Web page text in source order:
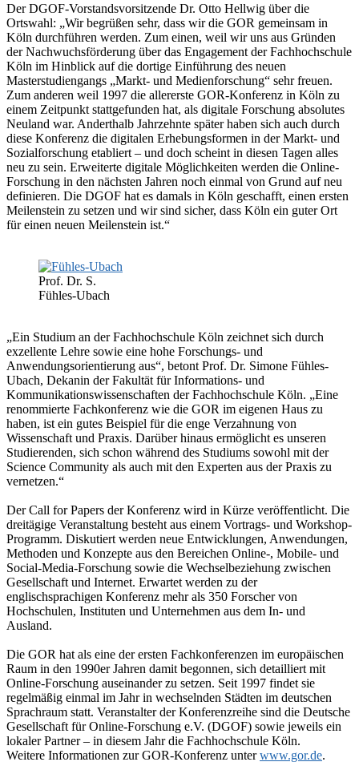
Der DGOF-Vorstandsvorsitzende Dr. Otto Hellwig über die
Ortswahl: „Wir begrüßen sehr, dass wir die GOR gemeinsam in
Köln durchführen werden. Zum einen, weil wir uns aus Gründen
der Nachwuchsförderung über das Engagement der Fachhochschule
Köln im Hinblick auf die dortige Einführung des neuen
Masterstudiengangs „Markt- und Medienforschung“ sehr freuen.
Zum anderen weil 1997 die allererste GOR-Konferenz in Köln zu
einem Zeitpunkt stattgefunden hat, als digitale Forschung absolutes
Neuland war. Anderthalb Jahrzehnte später haben sich auch durch
diese Konferenz die digitalen Erhebungsformen in der Markt- und
Sozialforschung etabliert – und doch scheint in diesen Tagen alles
neu zu sein. Erweiterte digitale Möglichkeiten werden die Online-
Forschung in den nächsten Jahren noch einmal von Grund auf neu
definieren. Die DGOF hat es damals in Köln geschafft, einen ersten
Meilenstein zu setzen und wir sind sicher, dass Köln ein guter Ort
für einen neuen Meilenstein ist.“
Prof. Dr. S.
Fühles-Ubach
„Ein Studium an der Fachhochschule Köln zeichnet sich durch
exzellente Lehre sowie eine hohe Forschungs- und
Anwendungsorientierung aus“, betont Prof. Dr. Simone Fühles-
Ubach, Dekanin der Fakultät für Informations- und
Kommunikationswissenschaften der Fachhochschule Köln. „Eine
renommierte Fachkonferenz wie die GOR im eigenen Haus zu
haben, ist ein gutes Beispiel für die enge Verzahnung von
Wissenschaft und Praxis. Darüber hinaus ermöglicht es unseren
Studierenden, sich schon während des Studiums sowohl mit der
Science Community als auch mit den Experten aus der Praxis zu
vernetzen.“
Der Call for Papers der Konferenz wird in Kürze veröffentlicht. Die
dreitägige Veranstaltung besteht aus einem Vortrags- und Workshop-
Programm. Diskutiert werden neue Entwicklungen, Anwendungen,
Methoden und Konzepte aus den Bereichen Online-, Mobile- und
Social-Media-Forschung sowie die Wechselbeziehung zwischen
Gesellschaft und Internet. Erwartet werden zu der
englischsprachigen Konferenz mehr als 350 Forscher von
Hochschulen, Instituten und Unternehmen aus dem In- und
Ausland.
Die GOR hat als eine der ersten Fachkonferenzen im europäischen
Raum in den 1990er Jahren damit begonnen, sich detailliert mit
Online-Forschung auseinander zu setzen. Seit 1997 findet sie
regelmäßig einmal im Jahr in wechselnden Städten im deutschen
Sprachraum statt. Veranstalter der Konferenzreihe sind die Deutsche
Gesellschaft für Online-Forschung e.V. (DGOF) sowie jeweils ein
lokaler Partner – in diesem Jahr die Fachhochschule Köln.
Weitere Informationen zur GOR-Konferenz unterwww.gor.de.